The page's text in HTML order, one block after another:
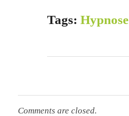
Tags: Hypnose
Comments are closed.